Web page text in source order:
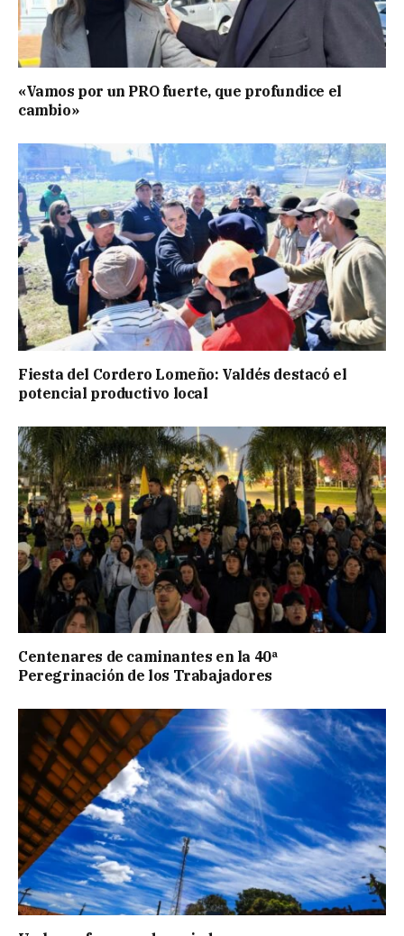
«Vamos por un PRO fuerte, que profundice el
cambio»
Fiesta del Cordero Lomeño: Valdés destacó el
potencial productivo local
Centenares de caminantes en la 40ª
Peregrinación de los Trabajadores